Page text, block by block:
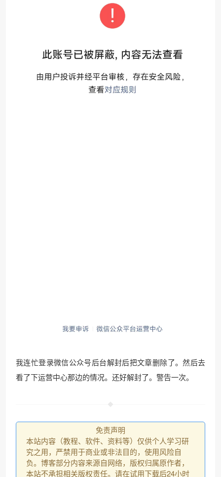
我连忙登录微信公众号后台解封后把文章删除了。然后去
看了下运营中心那边的情况。还好解封了。警告一次。
免责声明
本站内容（教程、软件、资料等）仅供个人学习研
究之用，严禁用于商业或非法目的，使用风险自
负。博客部分内容来源自网络，版权归属原作者，
本站不承担相关版权责任。请在试用下载后24小时